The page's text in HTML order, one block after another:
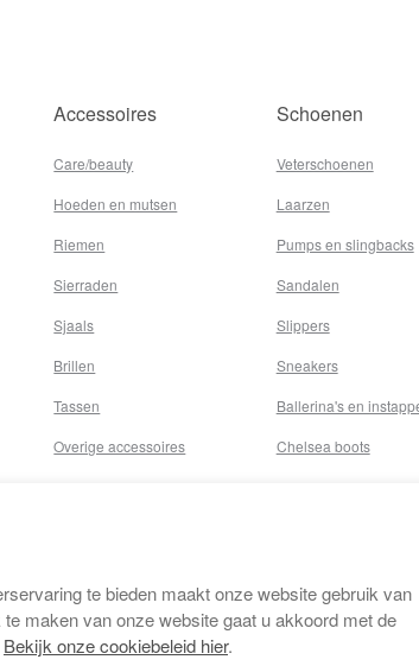
Accessoires
Care/beauty
Hoeden en mutsen
Riemen
Sierraden
Sjaals
Brillen
Tassen
Overige accessoires
Schoenen
Veterschoenen
Laarzen
Pumps en slingbacks
Sandalen
Slippers
Sneakers
Ballerina's en
Chelsea boots
te bieden maakt onze website gebruik van
maken van onze website gaat u akkoord met de
Bekijk onze cookiebeleid hier.